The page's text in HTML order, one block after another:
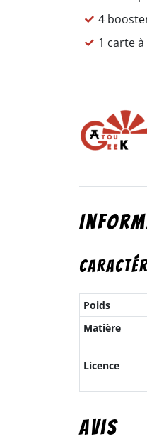
4
1 carte
Poids
Matière
Licence
Avis